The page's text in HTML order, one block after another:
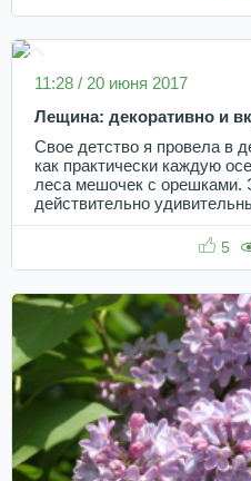
11:28 / 20 июня 2017
Лещина: декоративно и
Свое детство я провела в
как практически каждую
леса мешочек с орешками.
действительно
5